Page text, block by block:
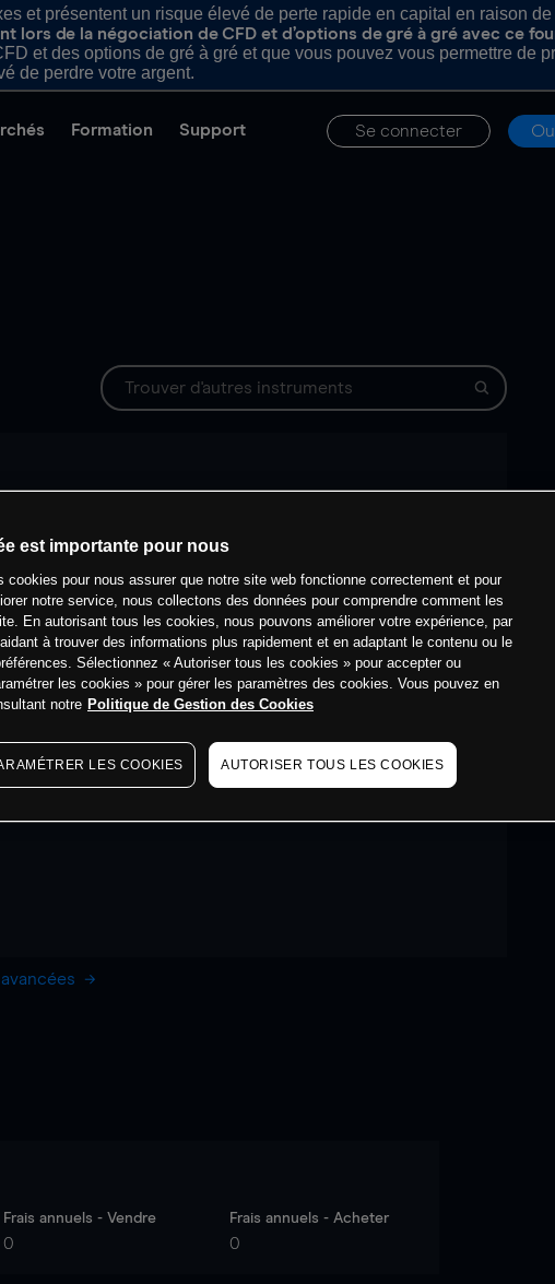
et présentent un risque élevé de perte rapide en capital en raison de
lors de la négociation de CFD et d’options de gré à gré avec ce
et des options de gré à gré et que vous pouvez vous permettre de
de perdre votre argent.
Formation Support Se connecter
Frais annuels - Vendre
0
Frais annuels - Acheter
0
est importante pour nous
cookies pour nous assurer que notre site web fonctionne correctement et pour
notre service, nous collectons des données pour comprendre comment les
En autorisant tous les cookies, nous pouvons améliorer votre expérience, par
à trouver des informations plus rapidement et en adaptant le contenu ou le
Sélectionnez « Autoriser tous les cookies » pour accepter ou
les cookies » pour gérer les paramètres des cookies. Vous pouvez en
notre Politique de Gestion des Cookies
LES COOKIES AUTORISER TOUS LES COOKIES